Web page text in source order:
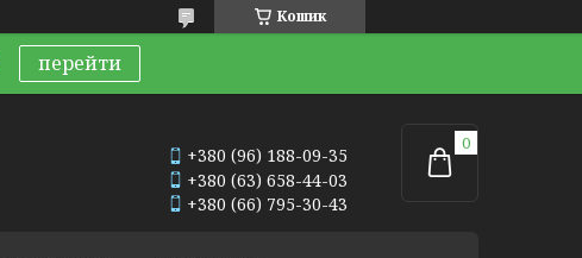
Кошик
перейти
+380 (96) 188-09-35
+380 (63) 658-44-03
+380 (66) 795-30-43